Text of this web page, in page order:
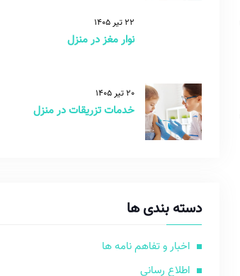
22 تیر 1405
نوار مغز در منزل
20 تیر 1405
خدمات تزریقات در منزل
دسته بندی ها
اخبار و تفاهم نامه ها
اطلاع رسانی